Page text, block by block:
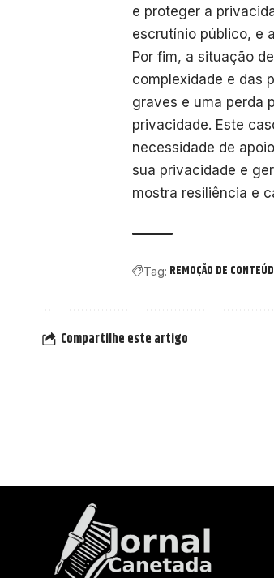
e proteger a
escrutínio público, e
Por fim, a situação
complexidade e das
graves e uma perda
privacidade. Este
necessidade de
sua privacidade e
mostra resiliência e
Tag: REMOÇÃO DE
Compartilhe este artigo